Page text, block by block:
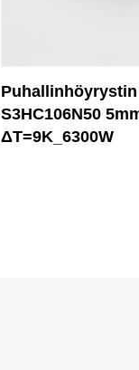
S3HC106N50
ΔT=9K_6300W